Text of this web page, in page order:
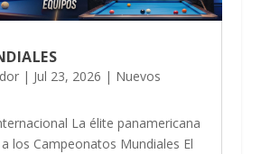
| Jul 23, 2026 | Nuevos
La élite panamericana
los Campeonatos Mundiales El